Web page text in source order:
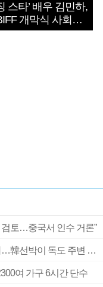
스타’ 배우 김민하,
개막식 사회자
검토…중국서 인수 거론”
[속보] 여전히 ‘독도는 우리땅’ 외치는 日…韓선박이 독도 주변 해양조사 활동하자 반발
여 가구 6시간 단수